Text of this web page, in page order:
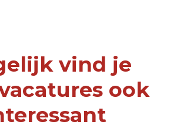
vind je
ook